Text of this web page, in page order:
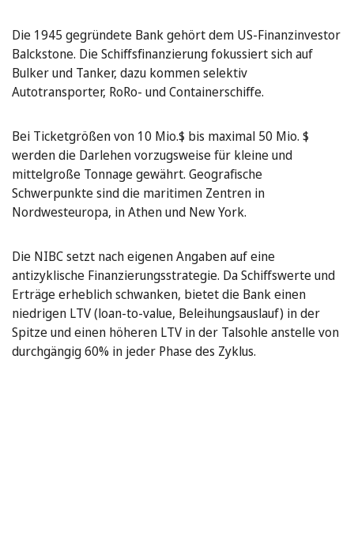
Die 1945 gegründete Bank gehört dem US-Finanzinvestor
Balckstone. Die Schiffsfinanzierung fokussiert sich auf
Bulker und Tanker, dazu kommen selektiv
Autotransporter, RoRo- und Containerschiffe.
Bei Ticketgrößen von 10 Mio.$ bis maximal 50 Mio. $
werden die Darlehen vorzugsweise für kleine und
mittelgroße Tonnage gewährt. Geografische
Schwerpunkte sind die maritimen Zentren in
Nordwesteuropa, in Athen und New York.
Die NIBC setzt nach eigenen Angaben auf eine
antizyklische Finanzierungsstrategie. Da Schiffswerte und
Erträge erheblich schwanken, bietet die Bank einen
niedrigen LTV (loan-to-value, Beleihungsauslauf) in der
Spitze und einen höheren LTV in der Talsohle anstelle von
durchgängig 60% in jeder Phase des Zyklus.